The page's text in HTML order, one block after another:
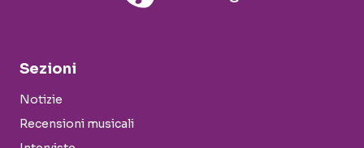
Sezioni
Notizie
Recensioni musicali